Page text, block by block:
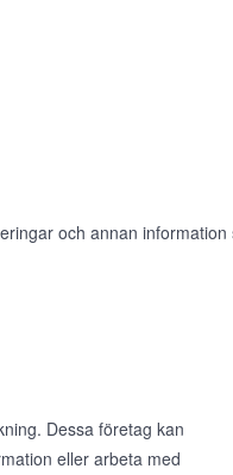
och annan information
Dessa företag kan
eller arbeta med